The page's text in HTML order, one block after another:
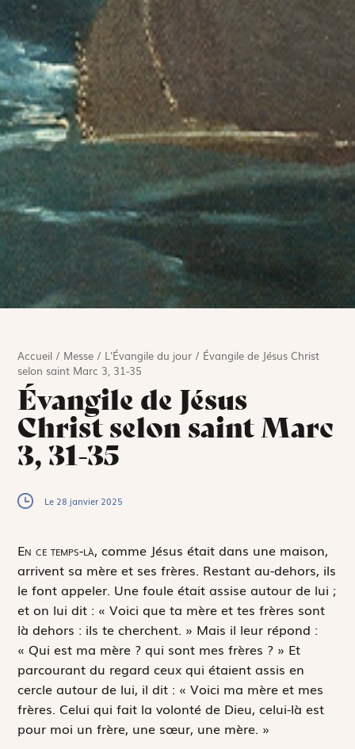
Accueil / Messe / L'Évangile du jour / Évangile de Jésus Christ
selon saint Marc 3, 31-35
Évangile de Jésus
Christ selon saint Marc
3, 31-35
Le 28 janvier 2025
En ce temps-là, comme Jésus était dans une maison,
arrivent sa mère et ses frères. Restant au-dehors, ils
le font appeler. Une foule était assise autour de lui ;
et on lui dit : « Voici que ta mère et tes frères sont
là dehors : ils te cherchent. » Mais il leur répond :
« Qui est ma mère ? qui sont mes frères ? » Et
parcourant du regard ceux qui étaient assis en
cercle autour de lui, il dit : « Voici ma mère et mes
frères. Celui qui fait la volonté de Dieu, celui-là est
pour moi un frère, une sœur, une mère. »